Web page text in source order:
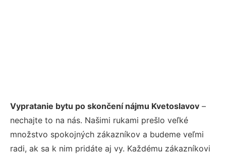
Vypratanie bytu po skončení nájmu Kvetoslavov –
nechajte to na nás. Našimi rukami prešlo veľké
množstvo spokojných zákazníkov a budeme veľmi
radi, ak sa k nim pridáte aj vy. Každému zákazníkovi